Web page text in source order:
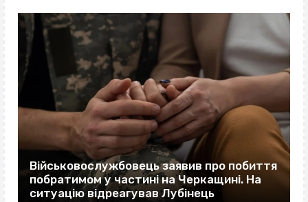
Військовослужбовець заявив про побиття
побратимом у частині на Черкащині. На
ситуацію відреагував Лубінець